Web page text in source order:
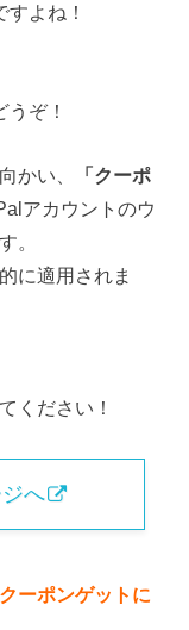
よね！
ぞ！
かい、
「クーポ
アカウントのウ
。
に適用されま
ください！
へ
ーポンゲットに